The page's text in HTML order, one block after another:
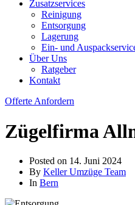
Zusatzservices
Reinigung
Entsorgung
Lagerung
Ein- und
Über Uns
Ratgeber
Kontakt
Offerte Anfordern
Zügelfirma
Posted on 14. Juni 2024
By Keller Umzüge Team
In Bern